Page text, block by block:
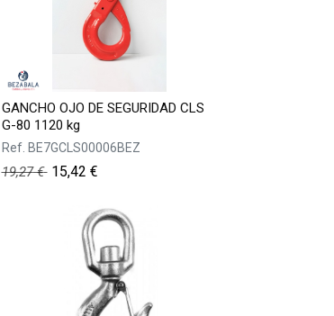
GANCHO OJO DE SEGURIDAD CLS
G-80 1120 kg
Ref. BE7GCLS00006BEZ
19,27€ 15,42 €